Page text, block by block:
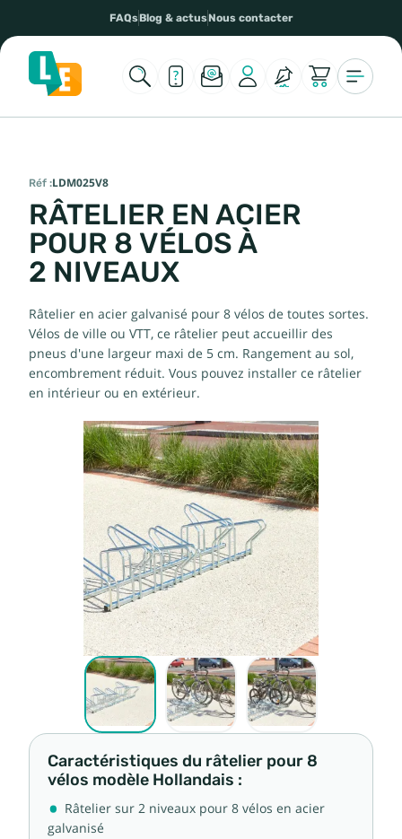
FAQsBlog & actusNous contacter
Réf :LDM025V8
RÂTELIER EN ACIER
POUR 8 VÉLOS À
2 NIVEAUX
Râtelier en acier galvanisé pour 8 vélos de toutes sortes.
Vélos de ville ou VTT, ce râtelier peut accueillir des
pneus d'une largeur maxi de 5 cm. Rangement au sol,
encombrement réduit. Vous pouvez installer ce râtelier
en intérieur ou en extérieur.
Caractéristiques du râtelier pour 8
vélos modèle Hollandais :
Râtelier sur 2 niveaux pour 8 vélos en acier
galvanisé